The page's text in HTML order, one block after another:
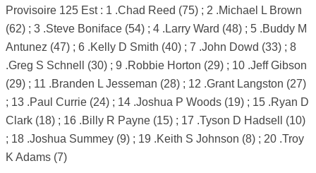
Provisoire 125 Est : 1 .Chad Reed (75) ; 2 .Michael L Brown
(62) ; 3 .Steve Boniface (54) ; 4 .Larry Ward (48) ; 5 .Buddy M
Antunez (47) ; 6 .Kelly D Smith (40) ; 7 .John Dowd (33) ; 8
.Greg S Schnell (30) ; 9 .Robbie Horton (29) ; 10 .Jeff Gibson
(29) ; 11 .Branden L Jesseman (28) ; 12 .Grant Langston (27)
; 13 .Paul Currie (24) ; 14 .Joshua P Woods (19) ; 15 .Ryan D
Clark (18) ; 16 .Billy R Payne (15) ; 17 .Tyson D Hadsell (10)
; 18 .Joshua Summey (9) ; 19 .Keith S Johnson (8) ; 20 .Troy
K Adams (7)